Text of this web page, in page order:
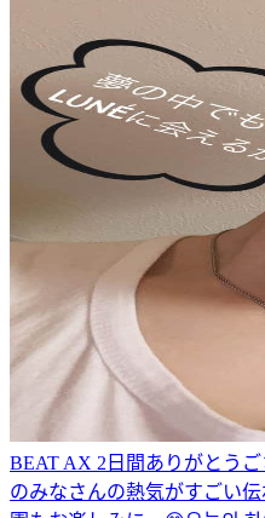
BEAT AX 2日間ありがとう
のみなさんの熱気がすごい